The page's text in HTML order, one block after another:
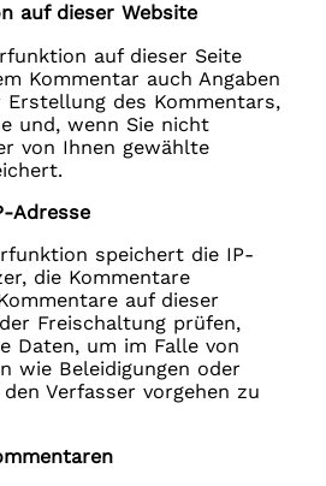
auf dieser Website
auf dieser Seite
Kommentar auch Angaben
des Kommentars,
und, wenn Sie nicht
von Ihnen gewählte
Adresse
speichert die IP-
die Kommentare
auf dieser
Freischaltung prüfen,
Daten, um im Falle von
wie Beleidigungen oder
Verfasser vorgehen zu